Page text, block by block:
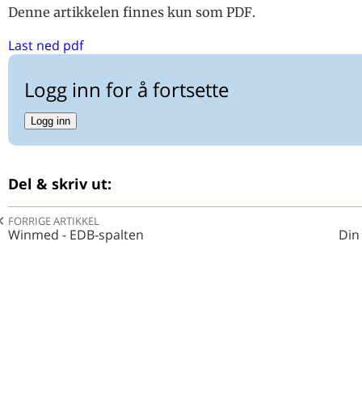
Nyfødtkohorten og bedre helse
Winmed - EDB-spalten
av type 2-diabetes- bokmelding
Din huslege - bokmelding
Klinisk blick. Reflexioner kring läkekonsten -
Loppa i hjertan våres
Bivirkninger av Betolvex injeksjon? - RELIS
Denne artikkelen finnes kun som PDF.
Last ned pdf
Logg inn for å fortsette
Logg inn
Del & skriv ut:
FORRIGE ARTIKKEL
Winmed - EDB-spalten